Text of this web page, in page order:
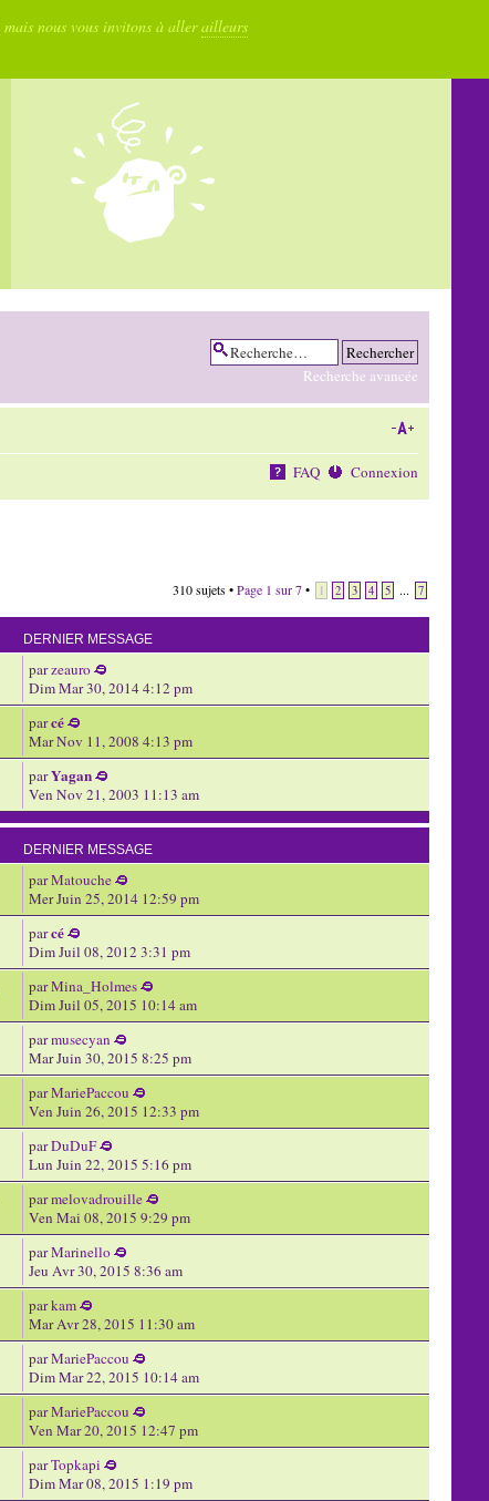
nous vous invitons à allerailleurs
Recherche avancée
FAQ Connexion
310 sujets •Page 1 sur7• 1 2 3 4 5 ... 7
DERNIER MESSAGE
parzeauro
Dim Mar 30, 2014 4:12 pm
parcé
Mar Nov 11, 2008 4:13 pm
parYagan
Ven Nov 21, 2003 11:13 am
DERNIER MESSAGE
parMatouche
Mer Juin 25, 2014 12:59 pm
parcé
Dim Juil 08, 2012 3:31 pm
parMina_Holmes
Dim Juil 05, 2015 10:14 am
parmusecyan
Mar Juin 30, 2015 8:25 pm
parMariePaccou
Ven Juin 26, 2015 12:33 pm
parDuDuF
Lun Juin 22, 2015 5:16 pm
parmelovadrouille
Ven Mai 08, 2015 9:29 pm
parMarinello
Jeu Avr 30, 2015 8:36 am
parkam
Mar Avr 28, 2015 11:30 am
parMariePaccou
Dim Mar 22, 2015 10:14 am
parMariePaccou
Ven Mar 20, 2015 12:47 pm
parTopkapi
Dim Mar 08, 2015 1:19 pm